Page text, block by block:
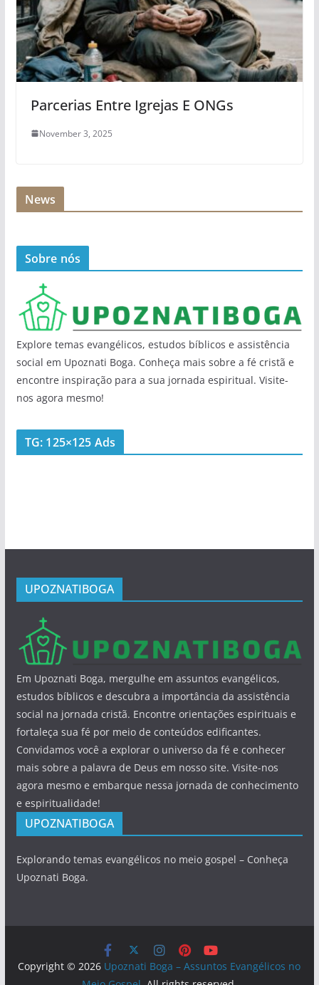
Parcerias Entre Igrejas E ONGs
November 3, 2025
News
Sobre nós
Explore temas evangélicos, estudos bíblicos e assistência
social em Upoznati Boga. Conheça mais sobre a fé cristã e
encontre inspiração para a sua jornada espiritual. Visite-
nos agora mesmo!
TG: 125×125 Ads
UPOZNATIBOGA
Em Upoznati Boga, mergulhe em assuntos evangélicos,
estudos bíblicos e descubra a importância da assistência
social na jornada cristã. Encontre orientações espirituais e
fortaleça sua fé por meio de conteúdos edificantes.
Convidamos você a explorar o universo da fé e conhecer
mais sobre a palavra de Deus em nosso site. Visite-nos
agora mesmo e embarque nessa jornada de conhecimento
e espiritualidade!
UPOZNATIBOGA
Explorando temas evangélicos no meio gospel – Conheça
Upoznati Boga.
Copyright © 2026 Upoznati Boga – Assuntos Evangélicos no